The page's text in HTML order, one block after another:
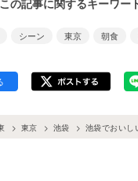
この記事に関するキーワー
シーン 東京 朝食
東京 池袋 池袋でおいし